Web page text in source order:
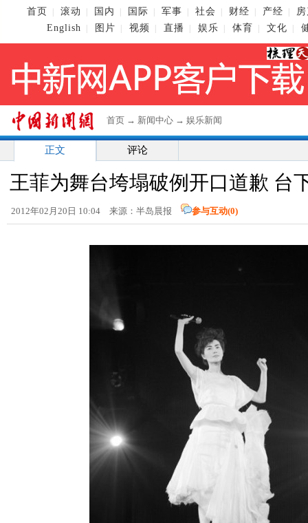
首页 滚动 国内 国际 军事 社会 财经 产经
English
图片 视频 直播 娱乐 体育 文化
首页 → 新闻中心 → 娱乐新闻
正文 评论
王菲为舞台垮塌破例开口道歉 台
2012年02月20日 10:04 来源：半岛晨报 参与互动(0)